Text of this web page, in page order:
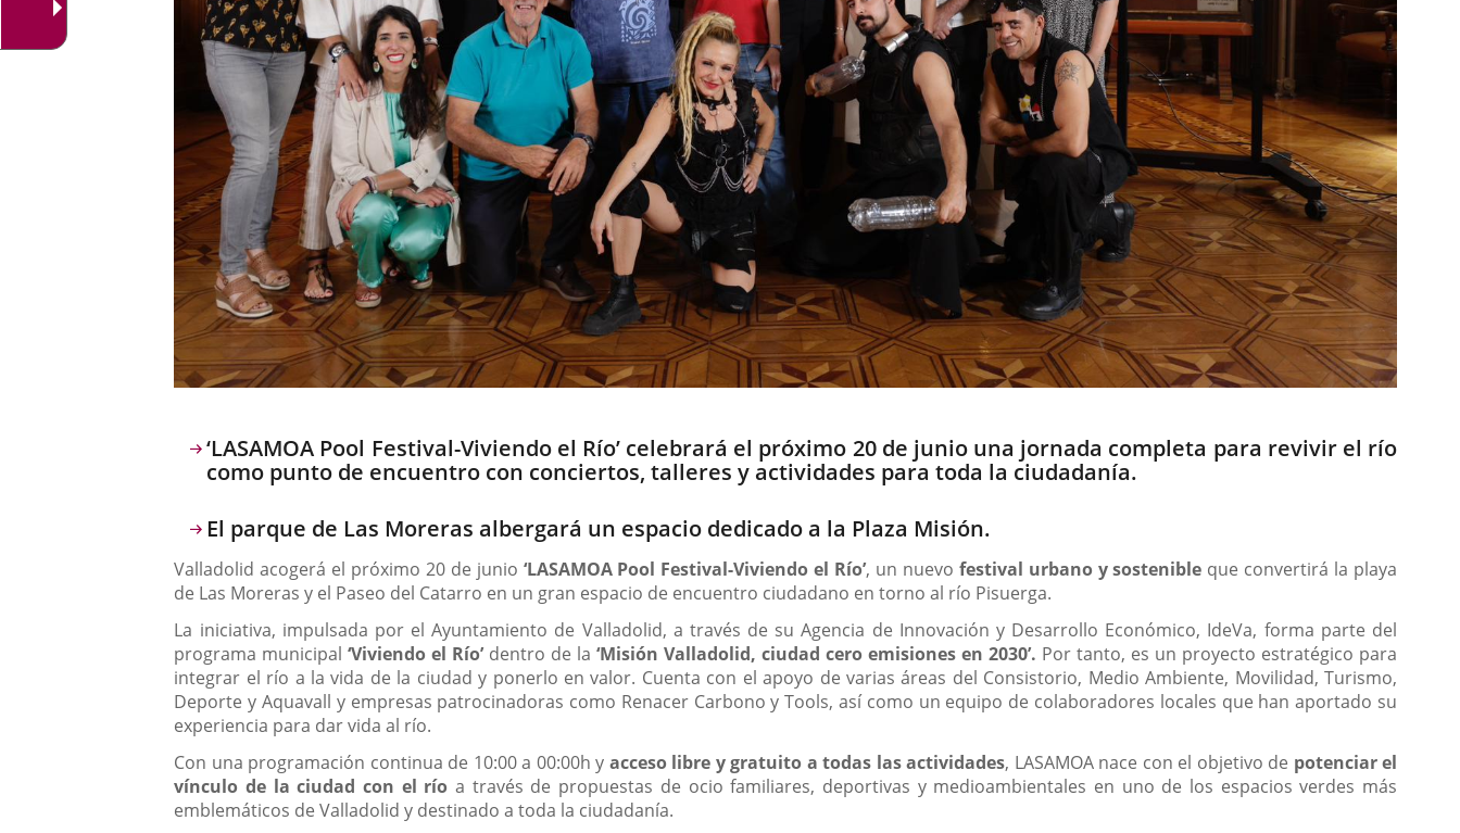
Descripción
‘LASAMOA Pool Festival-Viviendo el Río’ celebrará el próximo 20 de junio una jornada completa para revivir el río
como punto de encuentro con conciertos, talleres y actividades para toda la ciudadanía.
El parque de Las Moreras albergará un espacio dedicado a la Plaza Misión.
Valladolid acogerá el próximo 20 de junio ‘LASAMOA Pool Festival-Viviendo el Río’, un nuevo festival urbano y sostenible que convertirá la playa
de Las Moreras y el Paseo del Catarro en un gran espacio de encuentro ciudadano en torno al río Pisuerga.
La iniciativa, impulsada por el Ayuntamiento de Valladolid, a través de su Agencia de Innovación y Desarrollo Económico, IdeVa, forma parte del
programa municipal‘Viviendo el Río’dentro de la‘Misión Valladolid, ciudad cero emisiones en 2030’. Por tanto, es un proyecto estratégico para
integrar el río a la vida de la ciudad y ponerlo en valor. Cuenta con el apoyo de varias áreas del Consistorio, Medio Ambiente, Movilidad, Turismo,
Deporte y Aquavall y empresas patrocinadoras como Renacer Carbono y Tools, así como un equipo de colaboradores locales que han aportado su
experiencia para dar vida al río.
Con una programación continua de 10:00 a 00:00h y acceso libre y gratuito a todas las actividades, LASAMOA nace con el objetivo de potenciar el
vínculo de la ciudad con el río a través de propuestas de ocio familiares, deportivas y medioambientales en uno de los espacios verdes más
emblemáticos de Valladolid y destinado a toda la ciudadanía.